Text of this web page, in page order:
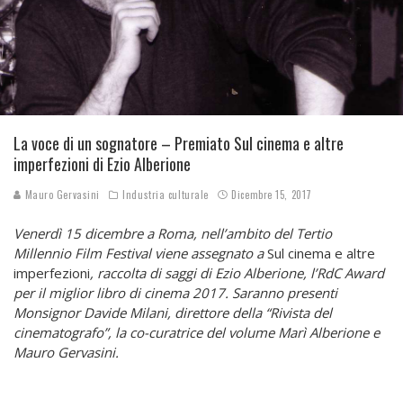
La voce di un sognatore – Premiato Sul cinema e altre
imperfezioni di Ezio Alberione
Mauro Gervasini Industria culturale Dicembre 15, 2017
Venerdì 15 dicembre a Roma, nell’ambito del Tertio
Millennio Film Festival viene assegnato aSul cinema e altre
imperfezioni, raccolta di saggi di Ezio Alberione, l’RdC Award
per il miglior libro di cinema 2017. Saranno presenti
Monsignor Davide Milani, direttore della “Rivista del
cinematografo”, la co-curatrice del volume Marì Alberione e
Mauro Gervasini.